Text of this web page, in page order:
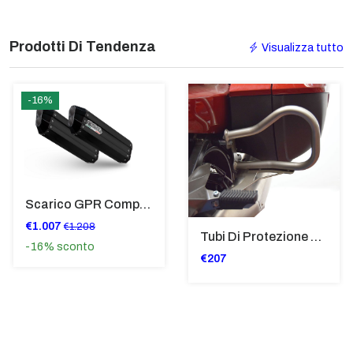
Prodotti Di Tendenza Visualizza tutto
-16%
Scarico GPR Compatibile Con Bmw K 1600 Gt 2017-2021 - Hyper Sonic Black Titanium
€1.007 €1.208
-16% sconto
Tubi Di Protezione Bauli Posteriori Per Bmw K 1600 Gt/Gtl (2010>2016) GIALLO - TB8025-K1600GTL
€207